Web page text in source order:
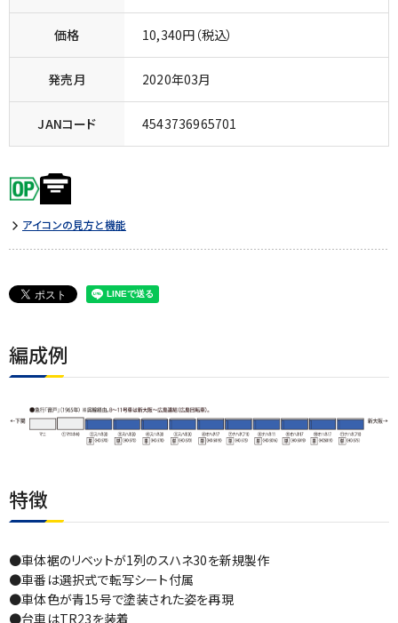
価格 10,340円（税込）
発売月 2020年03月
JANコード 4543736965701
アイコンの見方と機能
編成例
特徴
●車体裾のリベットが1列のスハネ30を新規製作
●車番は選択式で転写シート付属
●車体色が青15号で塗装された姿を再現
●台車はTR23を装着